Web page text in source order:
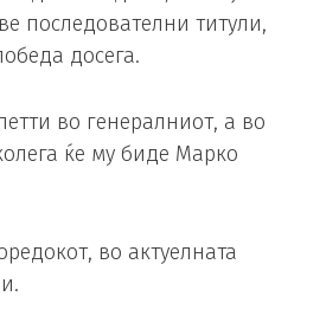
последователни титули,
досега.
во генералниот, а во
ќе му биде Марко
во актуелната